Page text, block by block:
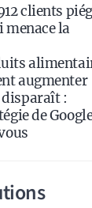
clients
menace la
augmenter
disparaît :
de